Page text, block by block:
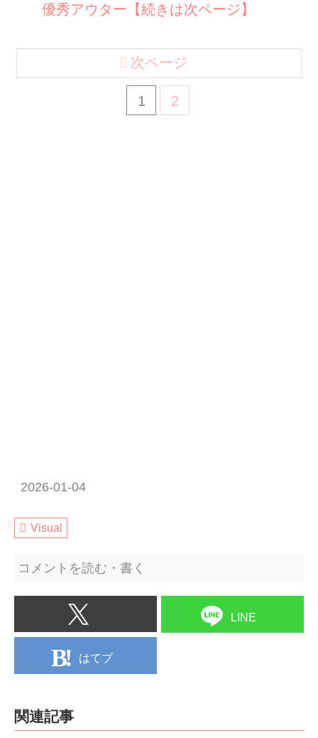
優秀アウター【続きは次ページ】
1 2
次ページ
2026-01-04
Visual
コメントを読む・書く
LINE
はてブ
関連記事